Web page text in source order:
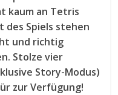
kaum an Tetris
Spiels stehen
und richtig
Stolze vier
Story-Modus)
zur Verfügung!